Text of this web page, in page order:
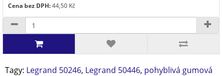
Cena bez DPH:44,50 Kč
Tagy: Legrand 50246, Legrand 50446, pohyblivá gumová